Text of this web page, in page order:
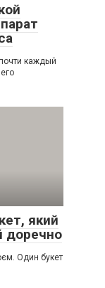
каждый
який
доречно
Один букет